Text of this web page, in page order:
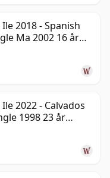
2018 - Spanish
Ma 2002 16 år
2022 - Calvados
1998 23 år